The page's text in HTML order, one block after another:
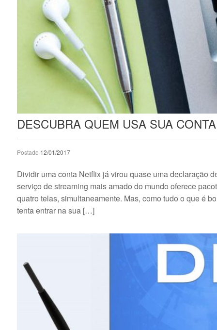
DESCUBRA QUEM USA SUA
Postado 12/01/2017
Dividir uma conta Netflix já virou quase uma declaração
serviço de streaming mais amado do mundo oferece
quatro telas, simultaneamente. Mas, como tudo o que é
tenta entrar na sua […]